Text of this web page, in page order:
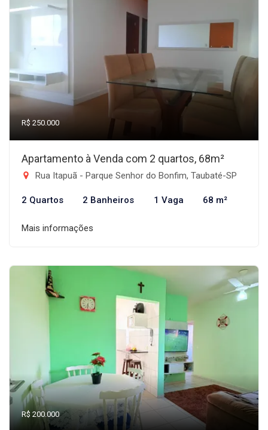
R$ 250.000
Apartamento à Venda com 2 quartos, 68m²
Rua Itapuã - Parque Senhor do Bonfim, Taubaté-SP
2 Quartos 2 Banheiros 1 Vaga 68 m²
Mais informações
R$ 200.000